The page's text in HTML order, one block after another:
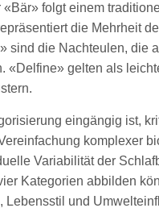
«Bär» folgt einem
die Mehrheit
sind die Nachteulen, die
«Delfine» gelten als
eingängig ist,
komplexer
Variabilität der
Kategorien abbilden
Lebensstil und